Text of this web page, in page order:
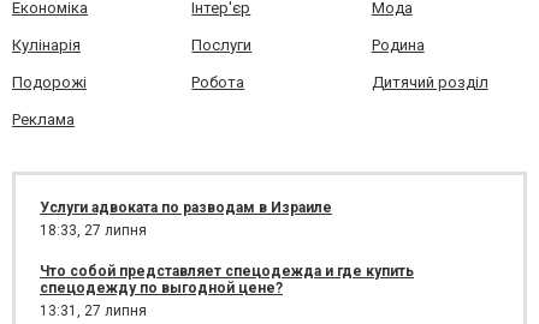
Економіка Інтер'єр Мода
Кулінарія Послуги Родина
Подорожі Робота Дитячий розділ
Реклама
Услуги адвоката по разводам в Израиле
18:33, 27 липня
Что собой представляет спецодежда и где купить
спецодежду по выгодной цене?
13:31, 27 липня